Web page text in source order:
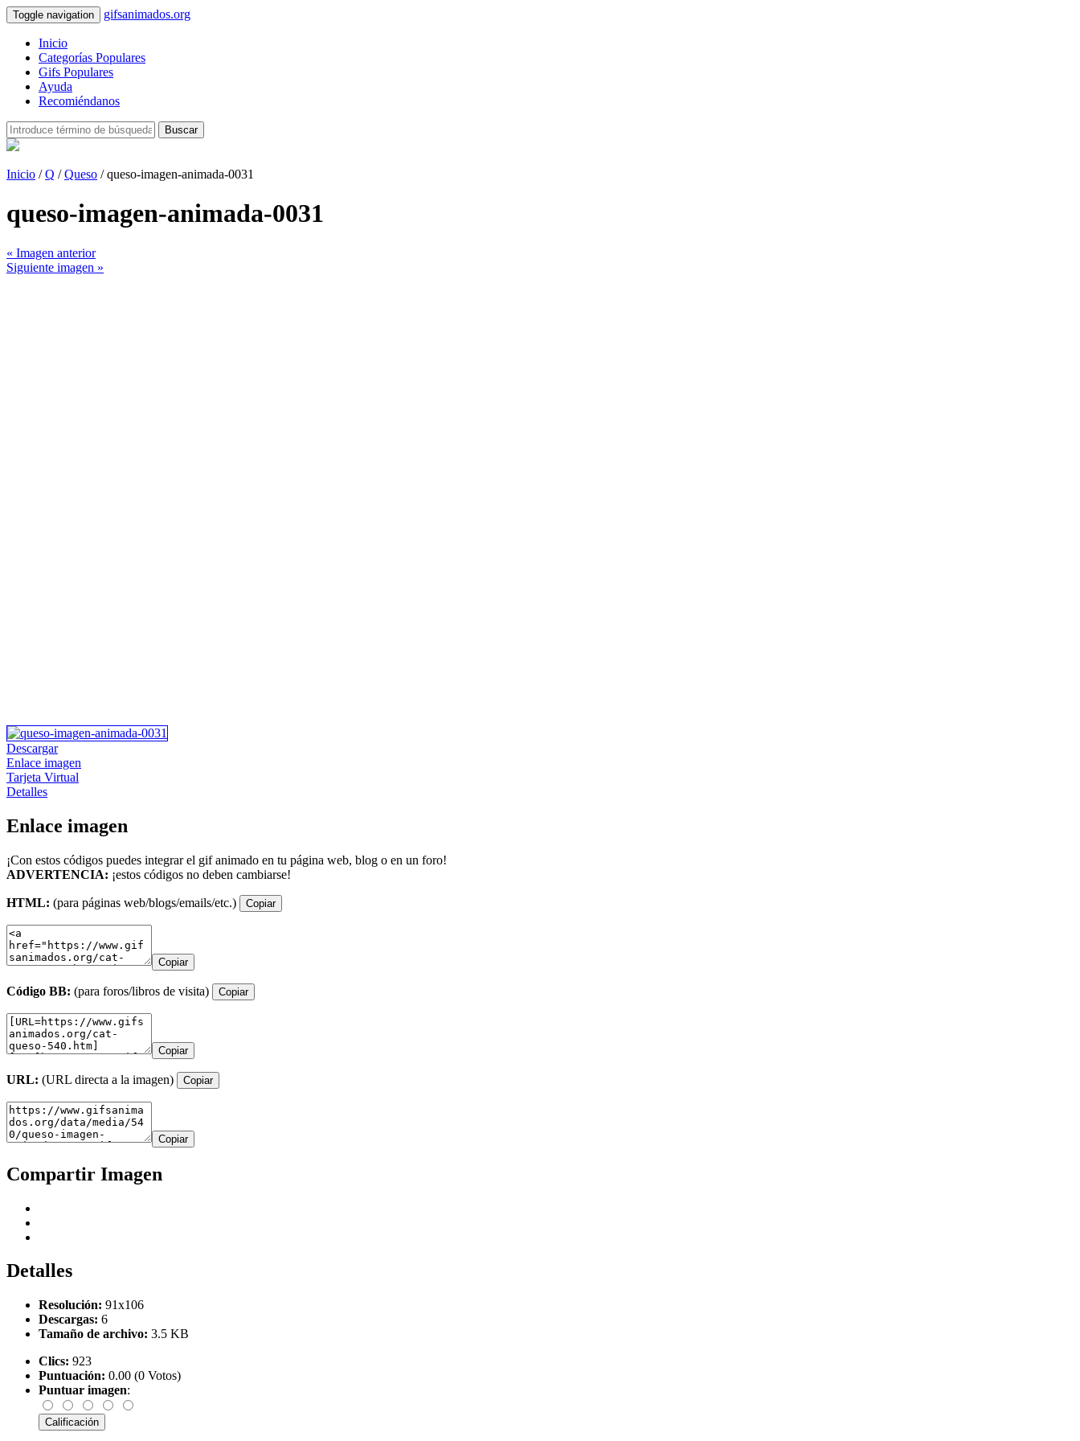
Toggle navigation gifsanimados.org
Inicio
Categorías Populares
Gifs Populares
Ayuda
Recomiéndanos
Buscar
Inicio /Q /Queso / queso-imagen-animada-0031
queso-imagen-animada-0031
« Imagen anterior
Siguiente imagen »
Descargar
Enlace imagen
Tarjeta Virtual
Detalles
Enlace imagen
¡Con estos códigos puedes integrar el gif animado en tu página web, blog o en un foro!
ADVERTENCIA: ¡estos códigos no deben cambiarse!
HTML: (para páginas web/blogs/emails/etc.) Copiar
Copiar
Código BB: (para foros/libros de visita) Copiar
Copiar
URL: (URL directa a la imagen) Copiar
Copiar
Compartir Imagen
Detalles
Resolución: 91x106
Descargas: 6
Tamaño de archivo: 3.5 KB
Clics: 923
Puntuación: 0.00 (0 Votos)
Puntuar imagen: